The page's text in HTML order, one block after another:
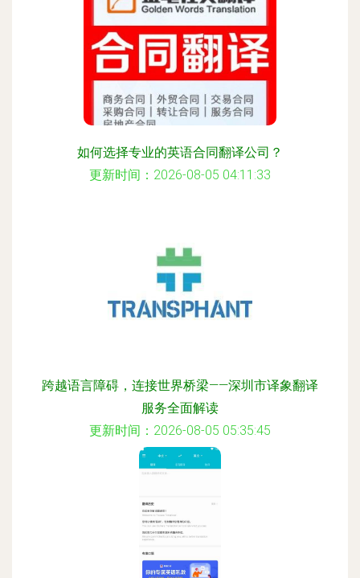
如何选择专业的英语合同翻译公司？
更新时间：2026-08-05 04:11:33
跨越语言障碍，连接世界桥梁——深圳市译象翻译
服务全面解读
更新时间：2026-08-05 05:35:45